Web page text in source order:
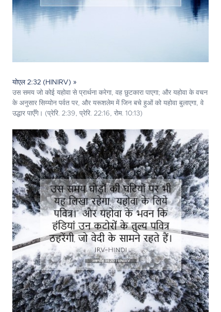
योएल 2:32 (HINIRV) »
उस समय जो कोई यहोवा से प्रार्थना करेगा, वह छुटकारा पाएगा; और यहोवा के वचन
के अनुसार सिय्योन पर्वत पर, और यरूशलेम में जिन बचे हुओं को यहोवा बुलाएगा, वे
उद्धार पाएँगे। (प्रेरि. 2:39, प्रेरि. 22:16, रोम. 10:13)